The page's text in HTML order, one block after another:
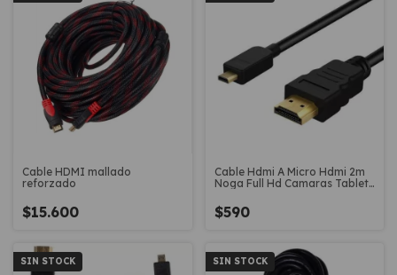
Cable HDMI mallado
reforzado
$15.600
Cable Hdmi A Micro Hdmi 2m
Noga Full Hd Camaras Tablet
$590
SIN STOCK SIN STOCK